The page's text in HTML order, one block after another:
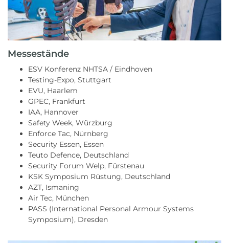
Messestände
ESV Konferenz NHTSA / Eindhoven
Testing-Expo, Stuttgart
EVU, Haarlem
GPEC, Frankfurt
IAA, Hannover
Safety Week, Würzburg
Enforce Tac, Nürnberg
Security Essen, Essen
Teuto Defence, Deutschland
Security Forum Welp, Fürstenau
KSK Symposium Rüstung, Deutschland
AZT, Ismaning
Air Tec, München
PASS (International Personal Armour Systems
Symposium), Dresden